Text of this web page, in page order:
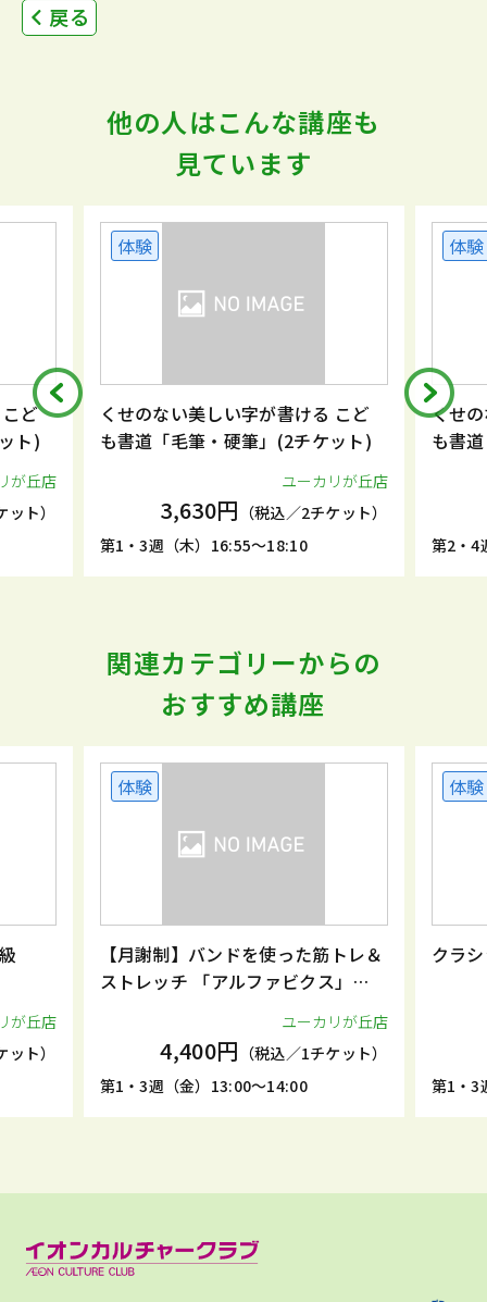
戻る
他の人はこんな講座も
見ています
ど
ト)
が丘店
ト）
体験
くせのない美しい字が書ける こど
も書道「毛筆・硬筆」(2チケット)
ユーカリが丘店
3,630円 （税込／2チケット）
第1・3週（木）16:55～18:10
体験
くせ
も書
第2・4
関連カテゴリーからの
おすすめ講座
が丘店
ト）
体験
【月謝制】バンドを使った筋トレ＆
ストレッチ 「アルファビクス」
ユーカリが丘店
4,400円 （税込／1チケット）
第1・3週（金）13:00～14:00
体験
クラ
第1・3